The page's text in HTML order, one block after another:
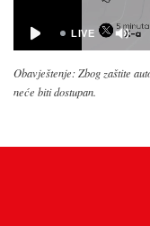
Obavještenje: Zbog zaštite
neće biti dostupan.